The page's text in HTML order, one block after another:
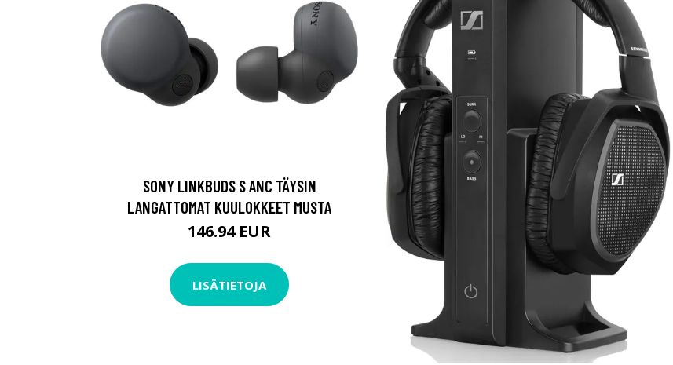
SONY LINKBUDS S ANC TÄYSIN
LANGATTOMAT KUULOKKEET MUSTA
146.94 EUR
LISÄTIETOJA